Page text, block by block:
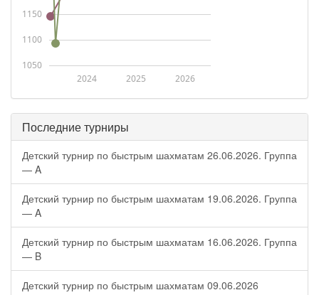
2024 2025 2026
1050
1100
1150
Последние турниры
Детский турнир по быстрым шахматам 26.06.2026. Группа
— A
Детский турнир по быстрым шахматам 19.06.2026. Группа
— A
Детский турнир по быстрым шахматам 16.06.2026. Группа
— B
Детский турнир по быстрым шахматам 09.06.2026